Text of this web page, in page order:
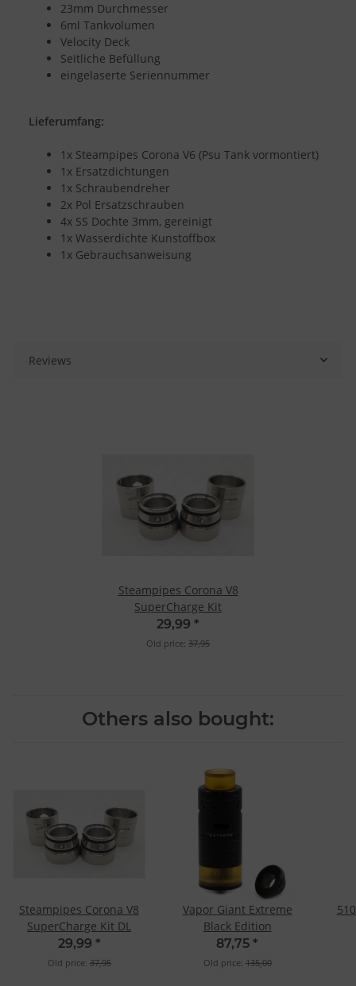
23mm Durchmesser
6ml Tankvolumen
Velocity Deck
Seitliche Befüllung
eingelaserte Seriennummer
Lieferumfang:
1x Steampipes Corona V6 (Psu Tank vormontiert)
1x Ersatzdichtungen
1x Schraubendreher
2x Pol Ersatzschrauben
4x SS Dochte 3mm, gereinigt
1x Wasserdichte Kunstoffbox
1x Gebrauchsanweisung
Reviews
Steampipes Corona V8
SuperCharge Kit
29,99 *
Old price: 37,95
Others also bought:
Steampipes Corona V8
SuperCharge Kit DL
29,99 *
Old price: 37,95
Vapor Giant Extreme
Black Edition
87,75 *
Old price: 135,00